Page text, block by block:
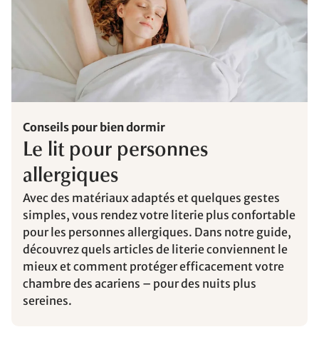
Conseils pour bien dormir
Le lit pour personnes
allergiques
Avec des matériaux adaptés et quelques gestes
simples, vous rendez votre literie plus confortable
pour les personnes allergiques. Dans notre guide,
découvrez quels articles de literie conviennent le
mieux et comment protéger efficacement votre
chambre des acariens – pour des nuits plus
sereines.